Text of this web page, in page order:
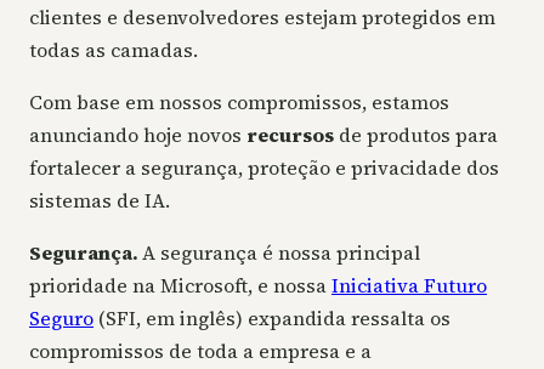
clientes e desenvolvedores estejam protegidos em
todas as camadas.
Com base em nossos compromissos, estamos
anunciando hoje novos recursos de produtos para
fortalecer a segurança, proteção e privacidade dos
sistemas de IA.
Segurança.A segurança é nossa principal
prioridade na Microsoft, e nossaIniciativa Futuro
Seguro (SFI, em inglês) expandida ressalta os
compromissos de toda a empresa e a